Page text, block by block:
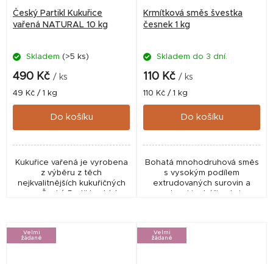
Český Partikl Kukuřice
vařená NATURAL 10 kg
Skladem (>5 ks)
490 Kč / ks
Měrná
cena:
49 Kč / 1 kg
Do košíku
Kukuřice vařená je vyrobena
z výběru z těch
nejkvalitnějších kukuřičných
Krmítková směs švestka
česnek 1 kg
Skladem do 3 dní.
110 Kč / ks
Měrná
cena:
110 Kč / 1 kg
Do košíku
Bohatá mnohodruhová směs
s vysokým podílem
extrudovaných surovin a
závodního týmu!...
Velmi
žádané
Velmi
žádané